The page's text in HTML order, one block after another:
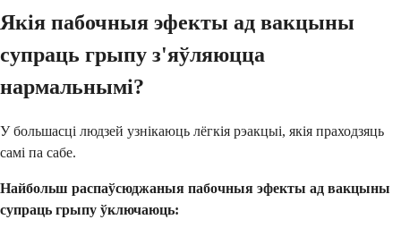
Якія пабочныя эфекты ад вакцыны
супраць грыпу з'яўляюцца
нармальнымі?
У большасці людзей узнікаюць лёгкія рэакцыі, якія праходзяць
самі па сабе.
Найбольш распаўсюджаныя пабочныя эфекты ад вакцыны
супраць грыпу ўключаюць: